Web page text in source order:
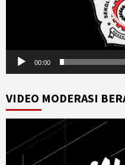
00:00
VIDEO MODERASI
Player